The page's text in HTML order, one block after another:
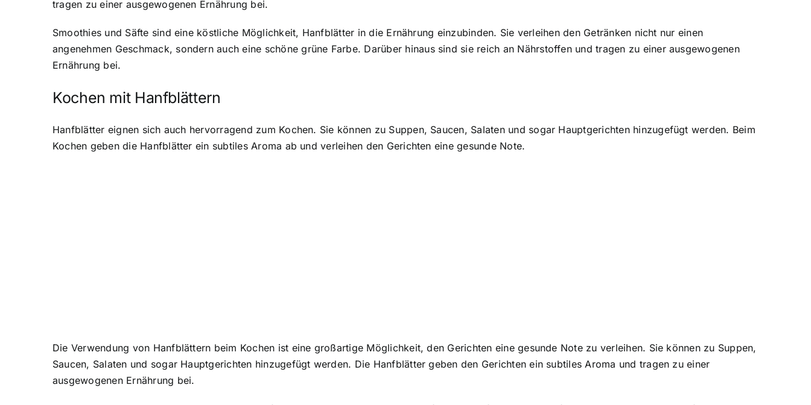
tragen zu einer ausgewogenen Ernährung bei.
Smoothies und Säfte sind eine köstliche Möglichkeit, Hanfblätter in die Ernährung einzubinden. Sie verleihen den Getränken nicht nur einen
angenehmen Geschmack, sondern auch eine schöne grüne Farbe. Darüber hinaus sind sie reich an Nährstoffen und tragen zu einer ausgewogenen
Ernährung bei.
Kochen mit Hanfblättern
Hanfblätter eignen sich auch hervorragend zum Kochen. Sie können zu Suppen, Saucen, Salaten und sogar Hauptgerichten hinzugefügt werden. Beim
Kochen geben die Hanfblätter ein subtiles Aroma ab und verleihen den Gerichten eine gesunde Note.
Die Verwendung von Hanfblättern beim Kochen ist eine großartige Möglichkeit, den Gerichten eine gesunde Note zu verleihen. Sie können zu Suppen,
Saucen, Salaten und sogar Hauptgerichten hinzugefügt werden. Die Hanfblätter geben den Gerichten ein subtiles Aroma und tragen zu einer
ausgewogenen Ernährung bei.